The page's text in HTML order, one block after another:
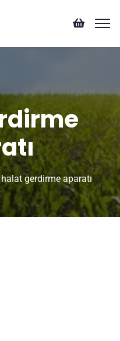
halat gerdirme aparatı